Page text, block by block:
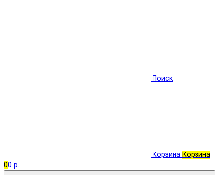
Поиск
Корзина Корзина
00 р.